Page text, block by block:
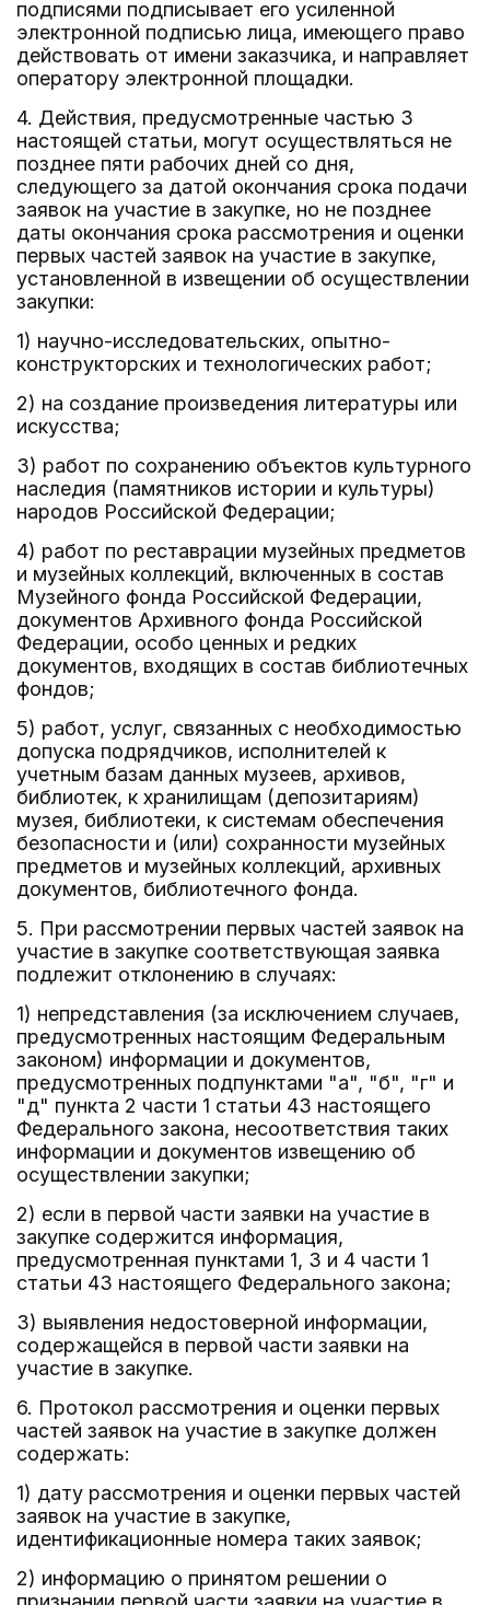
подписями подписывает его усиленной
электронной подписью лица, имеющего право
действовать от имени заказчика, и направляет
оператору электронной площадки.
4. Действия, предусмотренные частью 3
настоящей статьи, могут осуществляться не
позднее пяти рабочих дней со дня,
следующего за датой окончания срока подачи
заявок на участие в закупке, но не позднее
даты окончания срока рассмотрения и оценки
первых частей заявок на участие в закупке,
установленной в извещении об осуществлении
закупки:
1) научно-исследовательских, опытно-
конструкторских и технологических работ;
2) на создание произведения литературы или
искусства;
3) работ по сохранению объектов культурного
наследия (памятников истории и культуры)
народов Российской Федерации;
4) работ по реставрации музейных предметов
и музейных коллекций, включенных в состав
Музейного фонда Российской Федерации,
документов Архивного фонда Российской
Федерации, особо ценных и редких
документов, входящих в состав библиотечных
фондов;
5) работ, услуг, связанных с необходимостью
допуска подрядчиков, исполнителей к
учетным базам данных музеев, архивов,
библиотек, к хранилищам (депозитариям)
музея, библиотеки, к системам обеспечения
безопасности и (или) сохранности музейных
предметов и музейных коллекций, архивных
документов, библиотечного фонда.
5. При рассмотрении первых частей заявок на
участие в закупке соответствующая заявка
подлежит отклонению в случаях:
1) непредставления (за исключением случаев,
предусмотренных настоящим Федеральным
законом) информации и документов,
предусмотренных подпунктами "а", "б", "г" и
"д" пункта 2 части 1 статьи 43 настоящего
Федерального закона, несоответствия таких
информации и документов извещению об
осуществлении закупки;
2) если в первой части заявки на участие в
закупке содержится информация,
предусмотренная пунктами 1, 3 и 4 части 1
статьи 43 настоящего Федерального закона;
3) выявления недостоверной информации,
содержащейся в первой части заявки на
участие в закупке.
6. Протокол рассмотрения и оценки первых
частей заявок на участие в закупке должен
содержать:
1) дату рассмотрения и оценки первых частей
заявок на участие в закупке,
идентификационные номера таких заявок;
2) информацию о принятом решении о